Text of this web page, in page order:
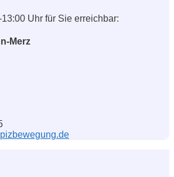
Uhr für Sie erreichbar:
Merz